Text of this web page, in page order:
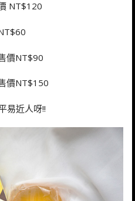
NT$120
價NT$90
價NT$150
易近人呀!!